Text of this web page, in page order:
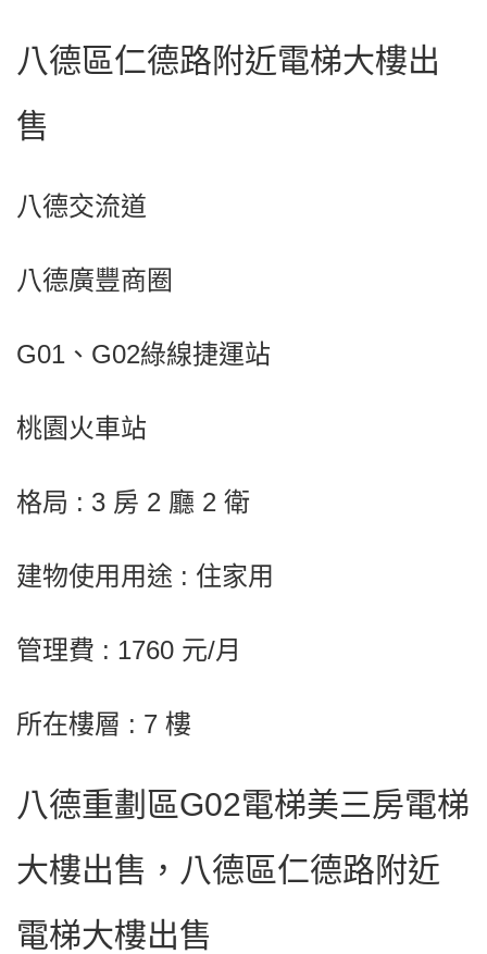
八德區仁德路附近電梯大樓出
售
八德交流道
八德廣豐商圈
G01、G02綠線捷運站
桃園火車站
格局 : 3 房 2 廳 2 衛
建物使用用途 : 住家用
管理費 : 1760 元/月
所在樓層 : 7 樓
八德重劃區G02電梯美三房電梯
大樓出售，八德區仁德路附近
電梯大樓出售